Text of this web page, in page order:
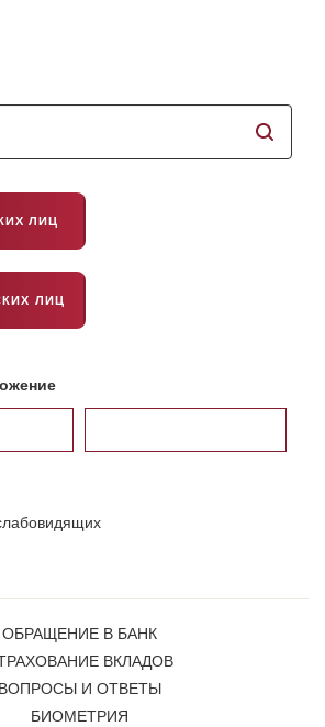
ЛИЦ
ЛИЦ
ОБРАЩЕНИЕ В БАНК
ВКЛАДОВ
ВОПРОСЫ И ОТВЕТЫ
БИОМЕТРИЯ